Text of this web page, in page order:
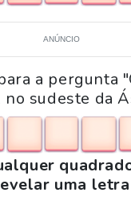
ANÚNCIO
a pergunta
no sudeste da
uma letra